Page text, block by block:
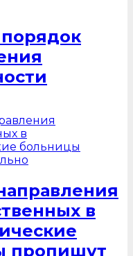
в
пропишут